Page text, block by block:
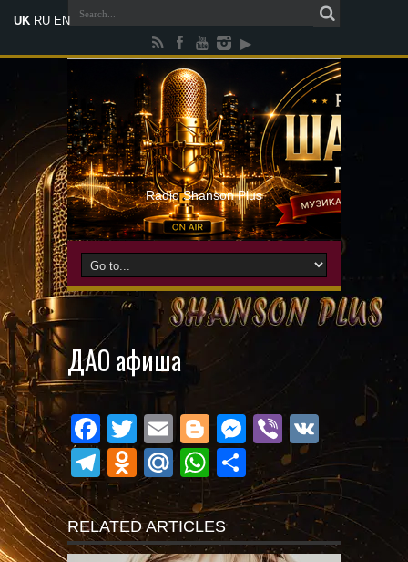
Radio Shanson Plus
ДАО афиша
Facebook
Twitter
EmailBlogger
Messenger
ViberVK
Telegram
Odnoklassniki
Mail.RuWhatsApp
Поділитися
RELATED ARTICLES
UK RU EN